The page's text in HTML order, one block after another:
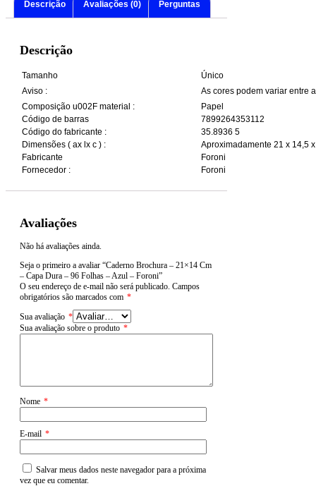
Descrição Avaliações (0) Perguntas
Descrição
Tamanho
Único
Aviso :
As cores podem variar entre
Composição u002F material :
Papel
Código de barras
7899264353112
Código do fabricante :
35.8936 5
Dimensões ( ax lx c ) :
Aproximadamente 21 x 14,5
Fabricante
Foroni
Fornecedor :
Foroni
Avaliações
Não há avaliações ainda.
Seja o primeiro a avaliar “Caderno Brochura – 21×14 Cm
– Capa Dura – 96 Folhas – Azul – Foroni”
O seu endereço de e-mail não será publicado. Campos
obrigatórios são marcados com *
Sua avaliação *
Sua avaliação sobre o produto *
Nome *
E-mail *
Salvar meus dados neste navegador para a próxima
vez que eu comentar.